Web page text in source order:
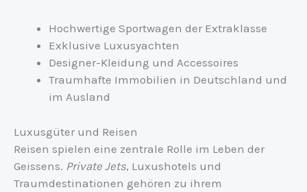
Hochwertige Sportwagen der Extraklasse
Exklusive Luxusyachten
Designer-Kleidung und Accessoires
Traumhafte Immobilien in Deutschland und
im Ausland
Luxusgüter und Reisen
Reisen spielen eine zentrale Rolle im Leben der
Geissens. Private Jets, Luxushotels und
Traumdestinationen gehören zu ihrem